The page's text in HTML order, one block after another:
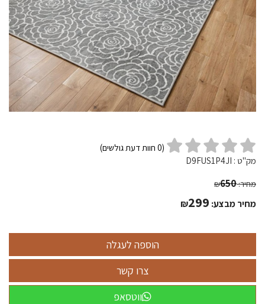
(
0 חוות דעת גולשים)
מק"ט : D9FUS1P4JI
מחיר: ₪650
מחיר מבצע: ₪299
ווטסאפ